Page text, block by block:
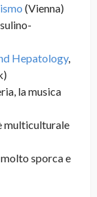
(Vienna)
Hepatology,
la musica
multiculturale
sporca e